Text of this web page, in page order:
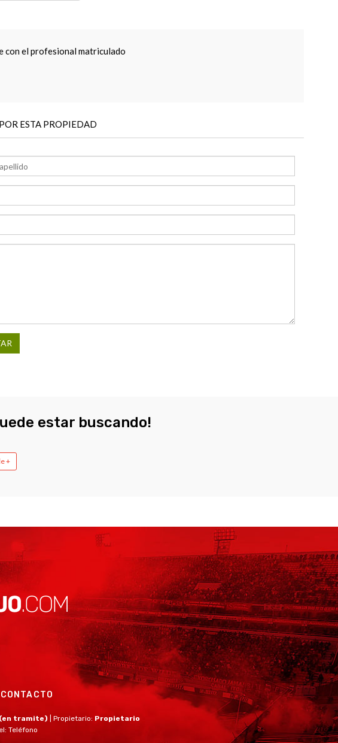
con el profesional matriculado
ESTA PROPIEDAD
estar buscando!
+
CONTACTO
(en tramite) | Propietario: Propietario
Teléfono